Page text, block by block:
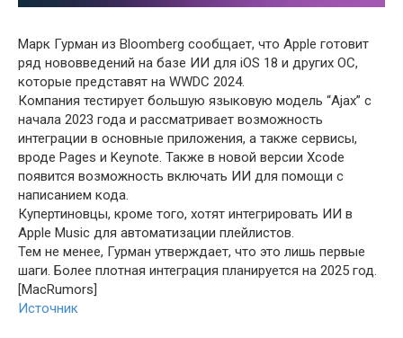
Марк Гурман из Bloomberg сообщает, что Apple готовит
ряд нововведений на базе ИИ для iOS 18 и других ОС,
которые представят на WWDC 2024.
Компания тестирует большую языковую модель “Ajax” с
начала 2023 года и рассматривает возможность
интеграции в основные приложения, а также сервисы,
вроде Pages и Keynote. Также в новой версии Xcode
появится возможность включать ИИ для помощи с
написанием кода.
Купертиновцы, кроме того, хотят интегрировать ИИ в
Apple Music для автоматизации плейлистов.
Тем не менее, Гурман утверждает, что это лишь первые
шаги. Более плотная интеграция планируется на 2025 год.
[MacRumors]
Источник